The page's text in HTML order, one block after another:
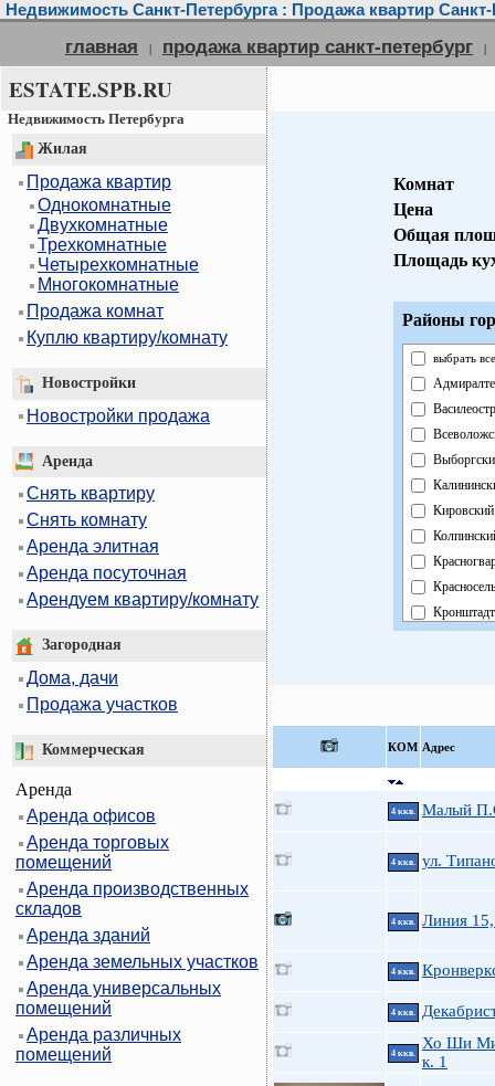
Недвижимость Санкт-Петербурга : Продажа квартир Санкт-
главная | продажа квартир санкт-петербург |
ESTATE.SPB.RU
Недвижимость Петербурга
Жилая
Продажа квартир
Однокомнатные
Двухкомнатные
Трехкомнатные
Четырехкомнатные
Многокомнатные
Продажа комнат
Куплю квартиру/комнату
Новостройки
Новостройки продажа
Аренда
Снять квартиру
Снять комнату
Аренда элитная
Аренда посуточная
Арендуем квартиру/комнату
Загородная
Дома, дачи
Продажа участков
Коммерческая
Аренда
Аренда офисов
Аренда торговых
помещений
Аренда производственных
складов
Аренда зданий
Аренда земельных участков
Аренда универсальных
помещений
Аренда различных
помещений
Комнат
Цена
Общая
Площадь
Районы
выбрать все
Кировский
КOМ Адрес
4 ккв. Малый
4 ккв. ул.
4 ккв. Линия
4 ккв.
4 ккв.
4 ккв.
Хо Ши
к. 1